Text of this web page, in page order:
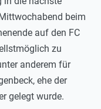
beim
auf den FC
zu
anderem für
ehe der
gelegt wurde.